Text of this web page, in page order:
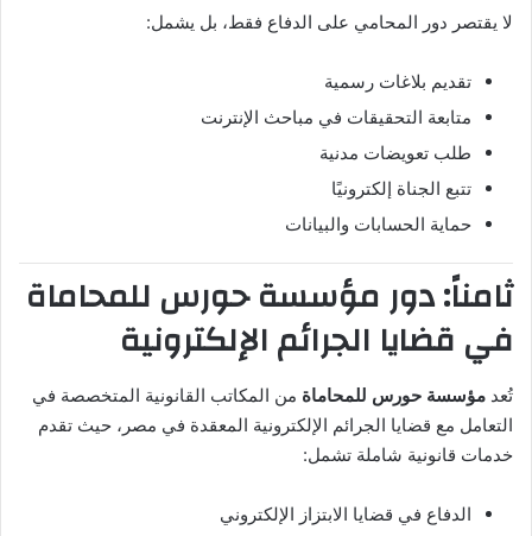
لا يقتصر دور المحامي على الدفاع فقط، بل يشمل:
تقديم بلاغات رسمية
متابعة التحقيقات في مباحث الإنترنت
طلب تعويضات مدنية
تتبع الجناة إلكترونيًا
حماية الحسابات والبيانات
ثامناً: دور مؤسسة حورس للمحاماة
في قضايا الجرائم الإلكترونية
تُعد مؤسسة حورس للمحاماة من المكاتب القانونية المتخصصة في
التعامل مع قضايا الجرائم الإلكترونية المعقدة في مصر، حيث تقدم
خدمات قانونية شاملة تشمل:
الدفاع في قضايا الابتزاز الإلكتروني